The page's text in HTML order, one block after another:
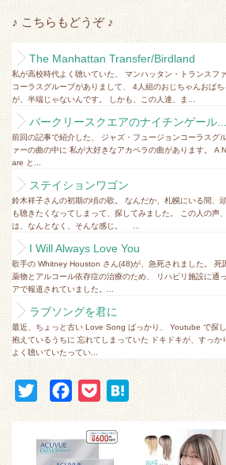
♪ こちらもどうぞ ♪
The Manhattan Transfer/Birdland
私が高校時代よく聴いていた、 マンハッタン・トランスフ
コーラスグループがありまして、 4人組のおじちゃんおば
が、半端じゃないんです。 しかも、この人達、ま...
バークリースクエアのナイチンゲール...
前回の記事で紹介した、 ジャズ・フュージョンコーラスグ
ァーの曲の中に 私が大好きなアカペラの曲があります。
are と...
ステイションワゴン
鈴木祥子さんの初期の頃の歌。 なんだか、札幌にいる間、
も聴きたくなってしまって、探してみました。 この人の声
は、なんとなく、そんな感じ。 ...
I Will Always Love You
歌手の Whitney Houston さん(48)が、急死されました。 死
薬物とアルコール依存症の治療のため、 リハビリ施設に通
アで報道されていました。...
ラブソングを君に
最近、ちょっと古い Love Song ばっかり、 Youtube で探
抱えているうちに 忘れてしまっていた ドキドキが、すっか
よく聴いていたってい...
t
e
c
k